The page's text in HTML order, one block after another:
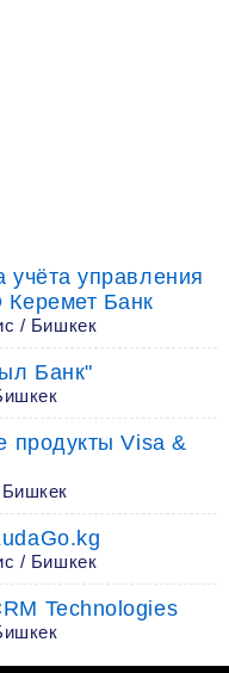
учёта управления
Банк
/ Бишкек
Банк"
продукты Visa &
/ Бишкек
Technologies